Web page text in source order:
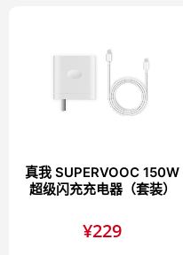
真我 SUPERVOOC 150W
超级闪充充电器（套装）
¥229